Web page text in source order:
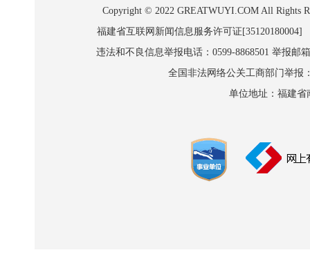
Copyright © 2022 GREATWUYI.COM All Rights
福建省互联网新闻信息服务许可证
违法和不良信息举报电话：0599-8868501 举报邮
全国非法网络公关工商部门举报
单位地址：福建省